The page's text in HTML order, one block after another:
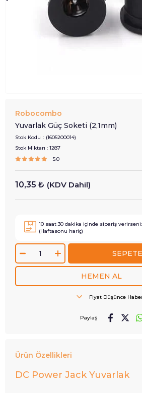
Robocombo
Yuvarlak Güç Soketi (2,1mm)
Stok Kodu
(1605200014)
Stok Miktarı : 1287
5.0
10,35 ₺ (KDV Dahil)
10 saat30 dakika içinde sipariş
(Haftasonu hariç)
Fiyat Düşünce
Paylaş
Ürün Özellikleri
DC Power Jack Yuvarlak